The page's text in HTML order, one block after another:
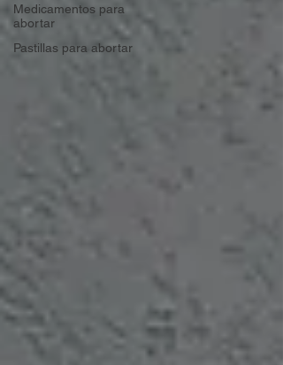
Medicamentos para
abortar
Pastillas para abortar